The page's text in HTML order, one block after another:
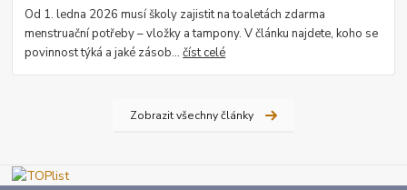
Od 1. ledna 2026 musí školy zajistit na toaletách zdarma
menstruační potřeby – vložky a tampony. V článku najdete, koho se
povinnost týká a jaké zásob...číst celé
Zobrazit všechny články